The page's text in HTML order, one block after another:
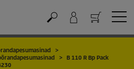
B 110 R Bp Pack